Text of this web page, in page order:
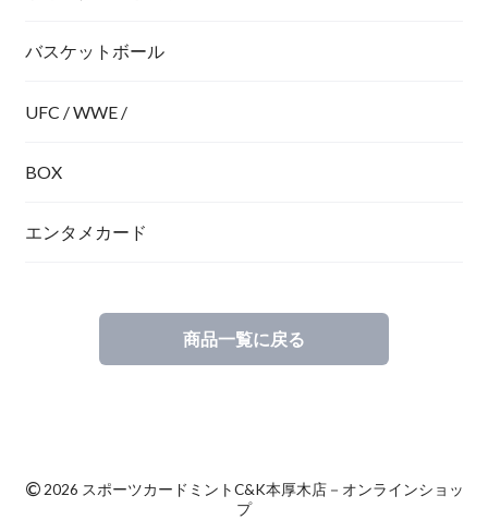
バスケットボール
UFC / WWE /
BOX
エンタメカード
商品一覧に戻る
©2026 スポーツカードミントC&K本厚木店－オンラインショッ
プ